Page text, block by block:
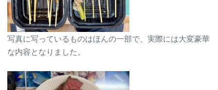
写真に写っているものはほんの一部で、実際には大変豪華
な内容となりました。